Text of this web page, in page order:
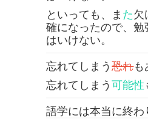
といっても、ま た欠
確になったので、勉
はいけない。
忘れてしまう恐れも
忘れてしまう可能性
語学には本当に終